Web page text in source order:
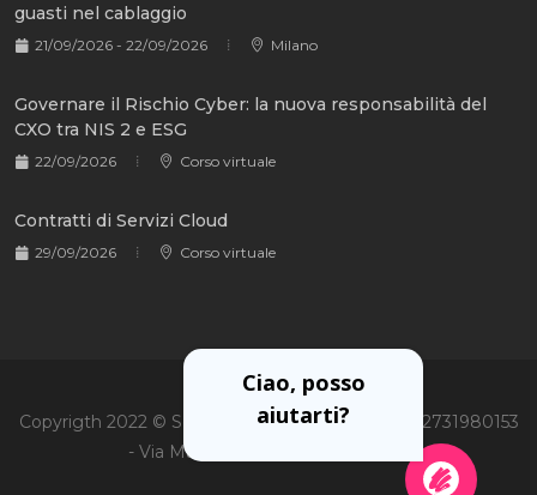
guasti nel cablaggio
21/09/2026 - 22/09/2026 Milano
Governare il Rischio Cyber: la nuova responsabilità del
CXO tra NIS 2 e ESG
22/09/2026 Corso virtuale
Contratti di Servizi Cloud
29/09/2026 Corso virtuale
Copyrigth 2022 © Soiel International Srl - P.Iva 02731980153
- Via Martiri Oscuri 3, 20125 Milano
Ciao, posso
aiutarti?